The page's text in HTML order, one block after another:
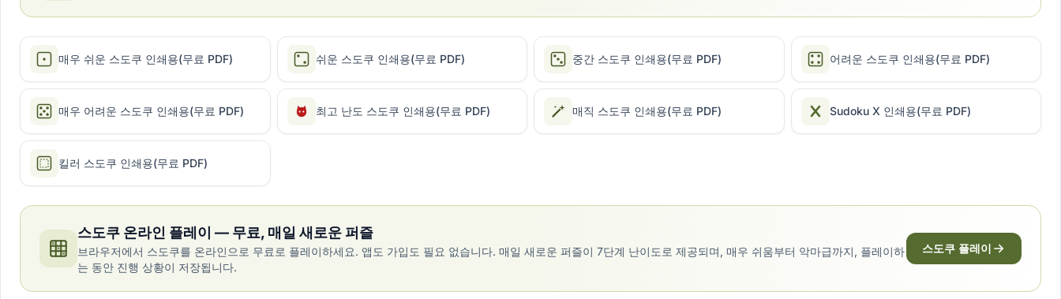
매우 쉬운 스도쿠 인쇄용(무료 PDF) 쉬운 스도쿠 인쇄용(무료 PDF) 중간 스도쿠 인쇄용(무료 PDF) 어려운 스도쿠 인쇄용(무료 PDF)
매우 어려운 스도쿠 인쇄용(무료 PDF) 최고 난도 스도쿠 인쇄용(무료 PDF) 매직 스도쿠 인쇄용(무료 PDF) Sudoku X 인쇄용(무료 PDF)
킬러 스도쿠 인쇄용(무료 PDF)
스도쿠 온라인 플레이 — 무료, 매일 새로운 퍼즐
브라우저에서 스도쿠를 온라인으로 무료로 플레이하세요. 앱도 가입도 필요 없습니다. 매일 새로운 퍼즐이 7단계 난이도로 제공되며, 매우 쉬움부터 악마급까지, 플레이하
는 동안 진행 상황이 저장됩니다.
스도쿠 플레이